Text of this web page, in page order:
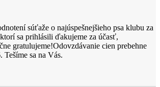
súťaže o najúspešnejšieho psa klubu za
sa prihlásili ďakujeme za účasť,
gratulujeme!Odovzdávanie cien prebehne
sa na Vás.